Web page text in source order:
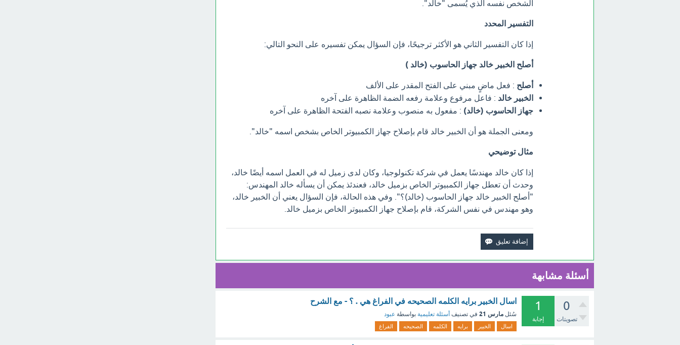
الشخص نفسه الذي يُسمى "خالد".
التفسير المحدد
إذا كان التفسير الثاني هو الأكثر ترجيحًا، فإن السؤال يمكن تفسيره على النحو التالي:
أصلح الخبير خالد جهاز الحاسوب (خالد )
أصلح : فعل ماضٍ مبني على الفتح المقدر على الألف
الخبير خالد : فاعل مرفوع وعلامة رفعه الضمة الظاهرة على آخره
جهاز الحاسوب (خالد) : مفعول به منصوب وعلامة نصبه الفتحة الظاهرة على آخره
ومعنى الجملة هو أن الخبير خالد قام بإصلاح جهاز الكمبيوتر الخاص بشخص اسمه "خالد".
مثال توضيحي
إذا كان خالد مهندسًا يعمل في شركة تكنولوجيا، وكان لدى زميل له في العمل اسمه أيضًا خالد،
وحدث أن تعطل جهاز الكمبيوتر الخاص بزميل خالد، فعندئذ يمكن أن يسأله خالد المهندس:
"أصلح الخبير خالد جهاز الحاسوب (خالد)؟". وفي هذه الحالة، فإن السؤال يعني أن الخبير خالد،
وهو مهندس في نفس الشركة، قام بإصلاح جهاز الكمبيوتر الخاص بزميل خالد.
أسئلة مشابهة
0
تصويتات
1
إجابة
اسال الخبير برايه الكلمه الصحيحه في الفراغ هي . ؟ - مع الشرح
سُئل مارس 21 في تصنيف أسئلة تعليمية بواسطة عبود
اسال الخبير برايه الكلمه الصحيحه الفراغ